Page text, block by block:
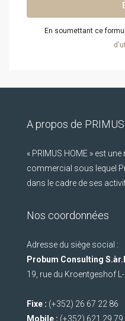
En soumettant ce
A propos de
« PRIMUS HOME » est
commercial sous lequel
dans le cadre de ses
Nos coordonnées
Adresse du siège social :
Probum Consulting
19, rue du Kroentgeshof
Fixe : (+352) 26 67 22 86
Mobile : (+352) 621 29 79